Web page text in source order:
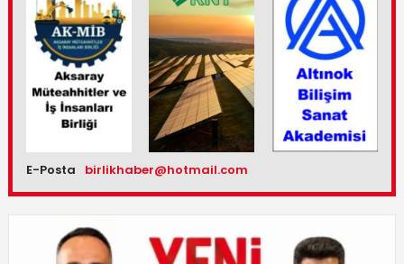
E-Posta birlikhaber@hotmail.com